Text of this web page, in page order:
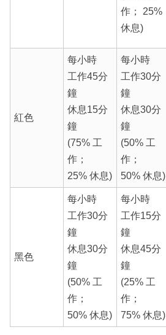
作； 25%
休息)
紅色
每小時
工作45分
鐘
休息15分
鐘
(75% 工
作；
25% 休息)
每小時
工作30分
鐘
休息30分
鐘
(50% 工
作；
50% 休息)
黑色
每小時
工作30分
鐘
休息30分
鐘
(50% 工
作；
50% 休息)
每小時
工作15分
鐘
休息45分
鐘
(25% 工
作；
75% 休息)